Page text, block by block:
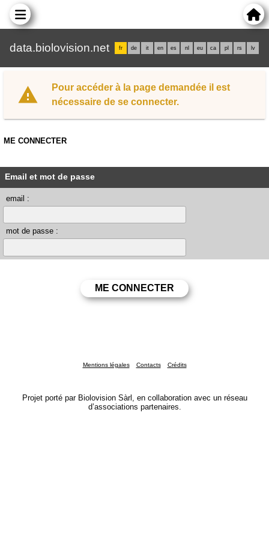
data.biolovision.net fr de it en es nl eu ca pl rs lv
Pour accéder à la page demandée il est
nécessaire de se connecter.
ME CONNECTER
Email et mot de passe
email :
mot de passe :
Mentions légales Contacts Crédits
Projet porté par Biolovision Sàrl, en collaboration avec un réseau
d’associations partenaires.